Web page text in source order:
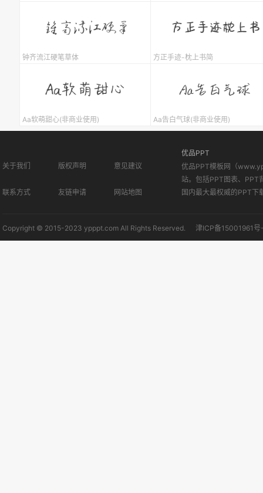
钟齐流江硬笔草体 方正手迹-枕上书简
Aa软萌甜心(非商业使用) Aa告白气球(非商业使用)
关于我们 版权声明 意见建议
联系方式 友链申请 网站地图
优品PPT
优品PPT模板网（
站。包括PPT图表、PPT
国内最大最权威的PPT下
Copyright © 2015-2023 ypppt.com All Rights Reserved. 津ICP备15001961号